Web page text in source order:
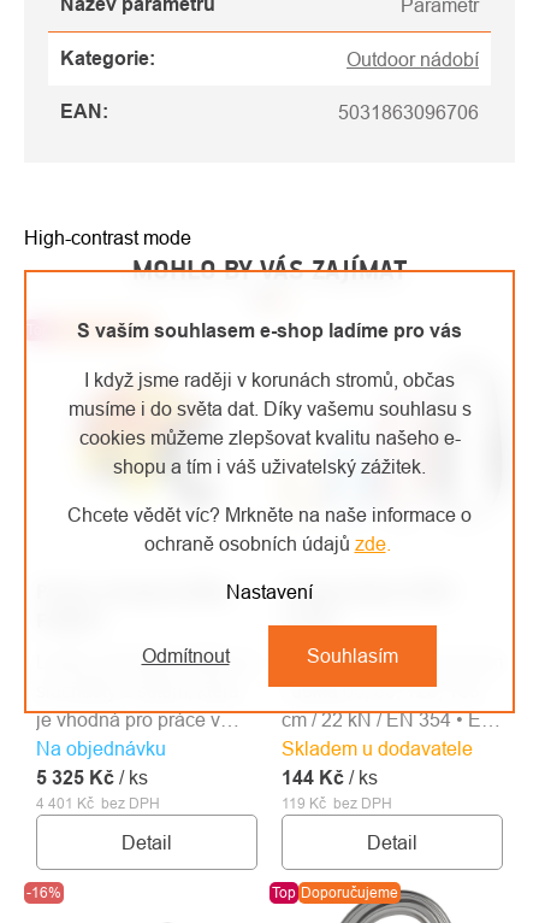
S vaším souhlasem e-shop ladíme pro vás
I když jsme raději v korunách stromů, občas
musíme i do světa dat. Díky vašemu souhlasu s
cookies můžeme zlepšovat kvalitu našeho e-
shopu a tím i váš uživatelský zážitek.
Chcete vědět víc? Mrkněte na naše informace o
ochraně osobních údajů zde.
Nastavení
Odmítnout Souhlasím
Název parametru Parametr
Kategorie: Outdoor nádobí
EAN : 5031863096706
High-contrast mode
MOHLO BY VÁS ZAJÍMAT
Doporučujeme
Protos Integral přilba
Na objednávku
4 401 Kč bez DPH
5 325 Kč / ks
Detail
Lehká, pohodlná přilba se
je vhodná pro práce v
lese a práce s motorovou
pilou.
Singing Rock OPEN
SLING
Skladem u dodavatele
119 Kč bez DPH
144 Kč / ks
Detail
Šitá smyčka / šířka 20 mm
/ délka 60, 80, 120, 150
cm / 22 kN / EN 354 • EN
566 • EN 795B
-16% Top Doporučujeme